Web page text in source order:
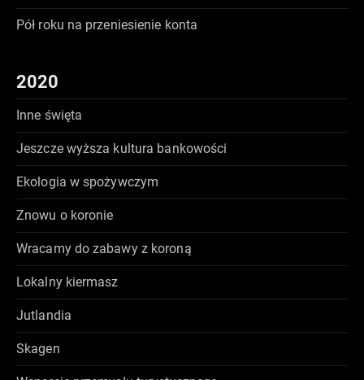
Pół roku na przeniesienie konta
2020
Inne święta
Jeszcze wyższa kultura bankowości
Ekologia w spożywczym
Znowu o koronie
Wracamy do zabawy z koroną
Lokalny kiermasz
Jutlandia
Skagen